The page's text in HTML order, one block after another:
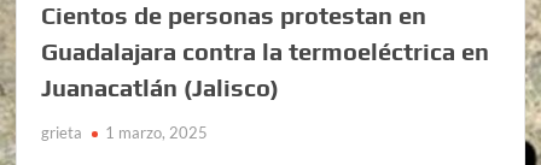
Cientos de personas protestan en
Guadalajara contra la termoeléctrica en
Juanacatlán (Jalisco)
grieta 1 marzo, 2025